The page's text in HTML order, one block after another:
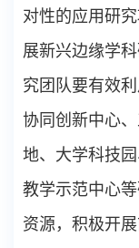
对性的应用研
展新兴边缘学
究团队要有效
协同创新中心
地、大学科技
教学示范中心
资源，积极开